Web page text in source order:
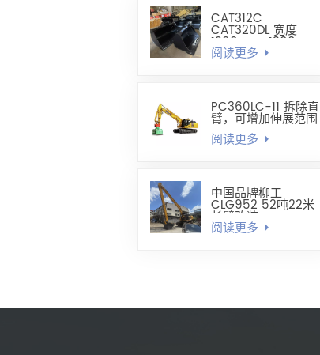
CAT312C
CAT320DL 宽度
1200mm-1300mm
调平铲斗
阅读更多
PC360LC-11 拆除直
臂，可增加伸展范围
阅读更多
中国品牌柳工
CLG952 52吨22米
长臂改装
阅读更多